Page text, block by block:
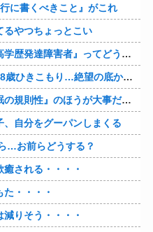
に書くべきこと』がこれ
るやつちょっとこい
者』ってどう生きたらいいんや？
から家族を救ったのは『障害基礎年金』だった
則性』のほうが大事だと判明
、自分をグーパンしまくる
…お前らどうする？
癒される・・・・
た・・・・
減りそう・・・・